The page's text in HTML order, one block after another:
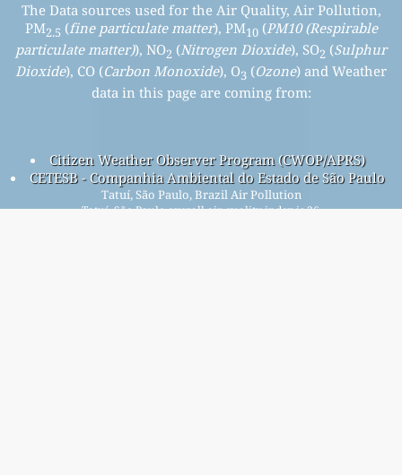
The Data sources used for the Air Quality, Air Pollution,
PM2.5 (fine particulate matter), PM10(PM10 (Respirable
particulate matter)), NO2 (Nitrogen Dioxide), SO2 (Sulphur
Dioxide), CO (Carbon Monoxide), O3 (Ozone) and Weather
data in this page are coming from:
Citizen Weather Observer Program (CWOP/APRS)
CETESB - Companhia Ambiental do Estado de São Paulo
Tatuí, São Paulo, Brazil Air Pollution
Tatuí, São Paulo overall air quality index is 36